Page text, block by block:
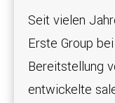
Seit vielen
Erste Group
Bereitstellung
entwickelte